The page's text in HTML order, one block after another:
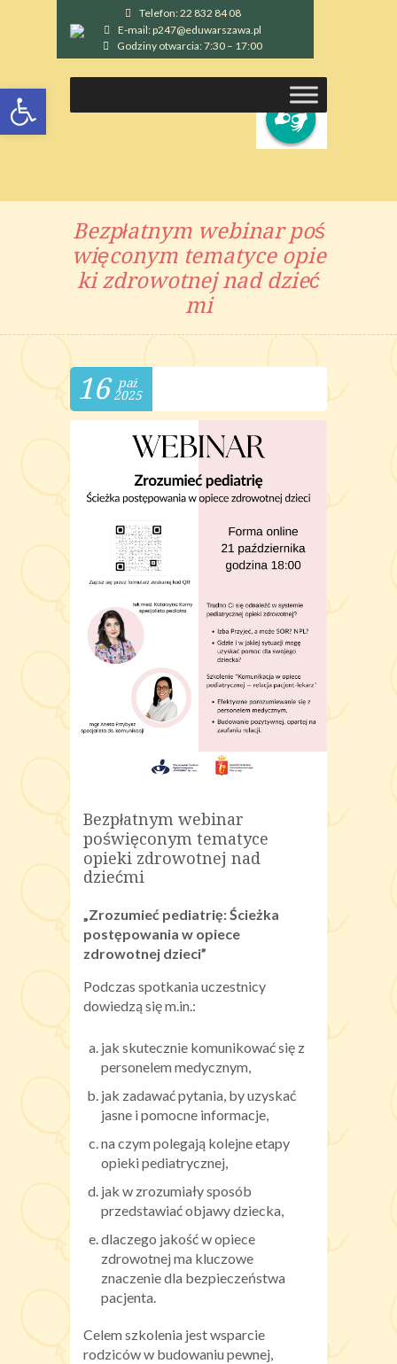
Otwórz pasek narzędzi
Telefon: 22 832 84 08
E-mail: p247@eduwarszawa.pl
Godziny otwarcia: 7:30 – 17:00
Bezpłatnym webinar poś
więconym tematyce opie
ki zdrowotnej nad dzieć
mi
16
paź
2025
Bezpłatnym webinar
poświęconym tematyce
opieki zdrowotnej nad
dziećmi
„Zrozumieć pediatrię: Ścieżka
postępowania w opiece
zdrowotnej dzieci”
Podczas spotkania uczestnicy
dowiedzą się m.in.:
jak skutecznie komunikować się z
personelem medycznym,
jak zadawać pytania, by uzyskać
jasne i pomocne informacje,
na czym polegają kolejne etapy
opieki pediatrycznej,
jak w zrozumiały sposób
przedstawiać objawy dziecka,
dlaczego jakość w opiece
zdrowotnej ma kluczowe
znaczenie dla bezpieczeństwa
pacjenta.
Celem szkolenia jest wsparcie
rodziców w budowaniu pewnej,